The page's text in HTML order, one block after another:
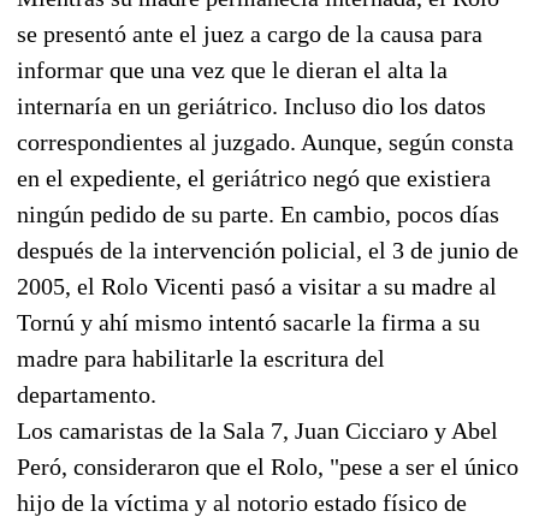
se presentó ante el juez a cargo de la causa para
informar que una vez que le dieran el alta la
internaría en un geriátrico. Incluso dio los datos
correspondientes al juzgado. Aunque, según consta
en el expediente, el geriátrico negó que existiera
ningún pedido de su parte. En cambio, pocos días
después de la intervención policial, el 3 de junio de
2005, el Rolo Vicenti pasó a visitar a su madre al
Tornú y ahí mismo intentó sacarle la firma a su
madre para habilitarle la escritura del
departamento.
Los camaristas de la Sala 7, Juan Cicciaro y Abel
Peró, consideraron que el Rolo, "pese a ser el único
hijo de la víctima y al notorio estado físico de